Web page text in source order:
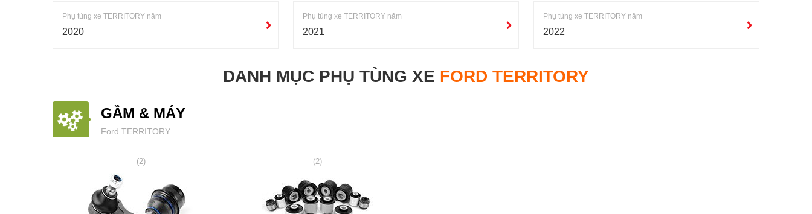
Phụ tùng xe TERRITORY năm
2020
Phụ tùng xe TERRITORY năm
2021
Phụ tùng xe TERRITORY năm
2022
DANH MỤC PHỤ TÙNG XE FORD TERRITORY
GẦM & MÁY
Ford TERRITORY
(2) (2)